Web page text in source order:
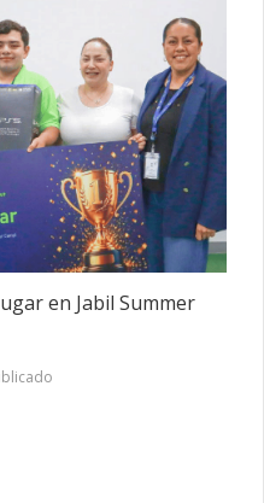
en Jabil Summer